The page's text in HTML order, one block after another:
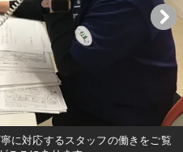
に対応するスタッフの働きをご覧